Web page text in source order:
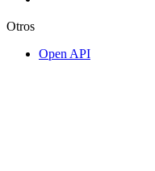
Otros
Open API